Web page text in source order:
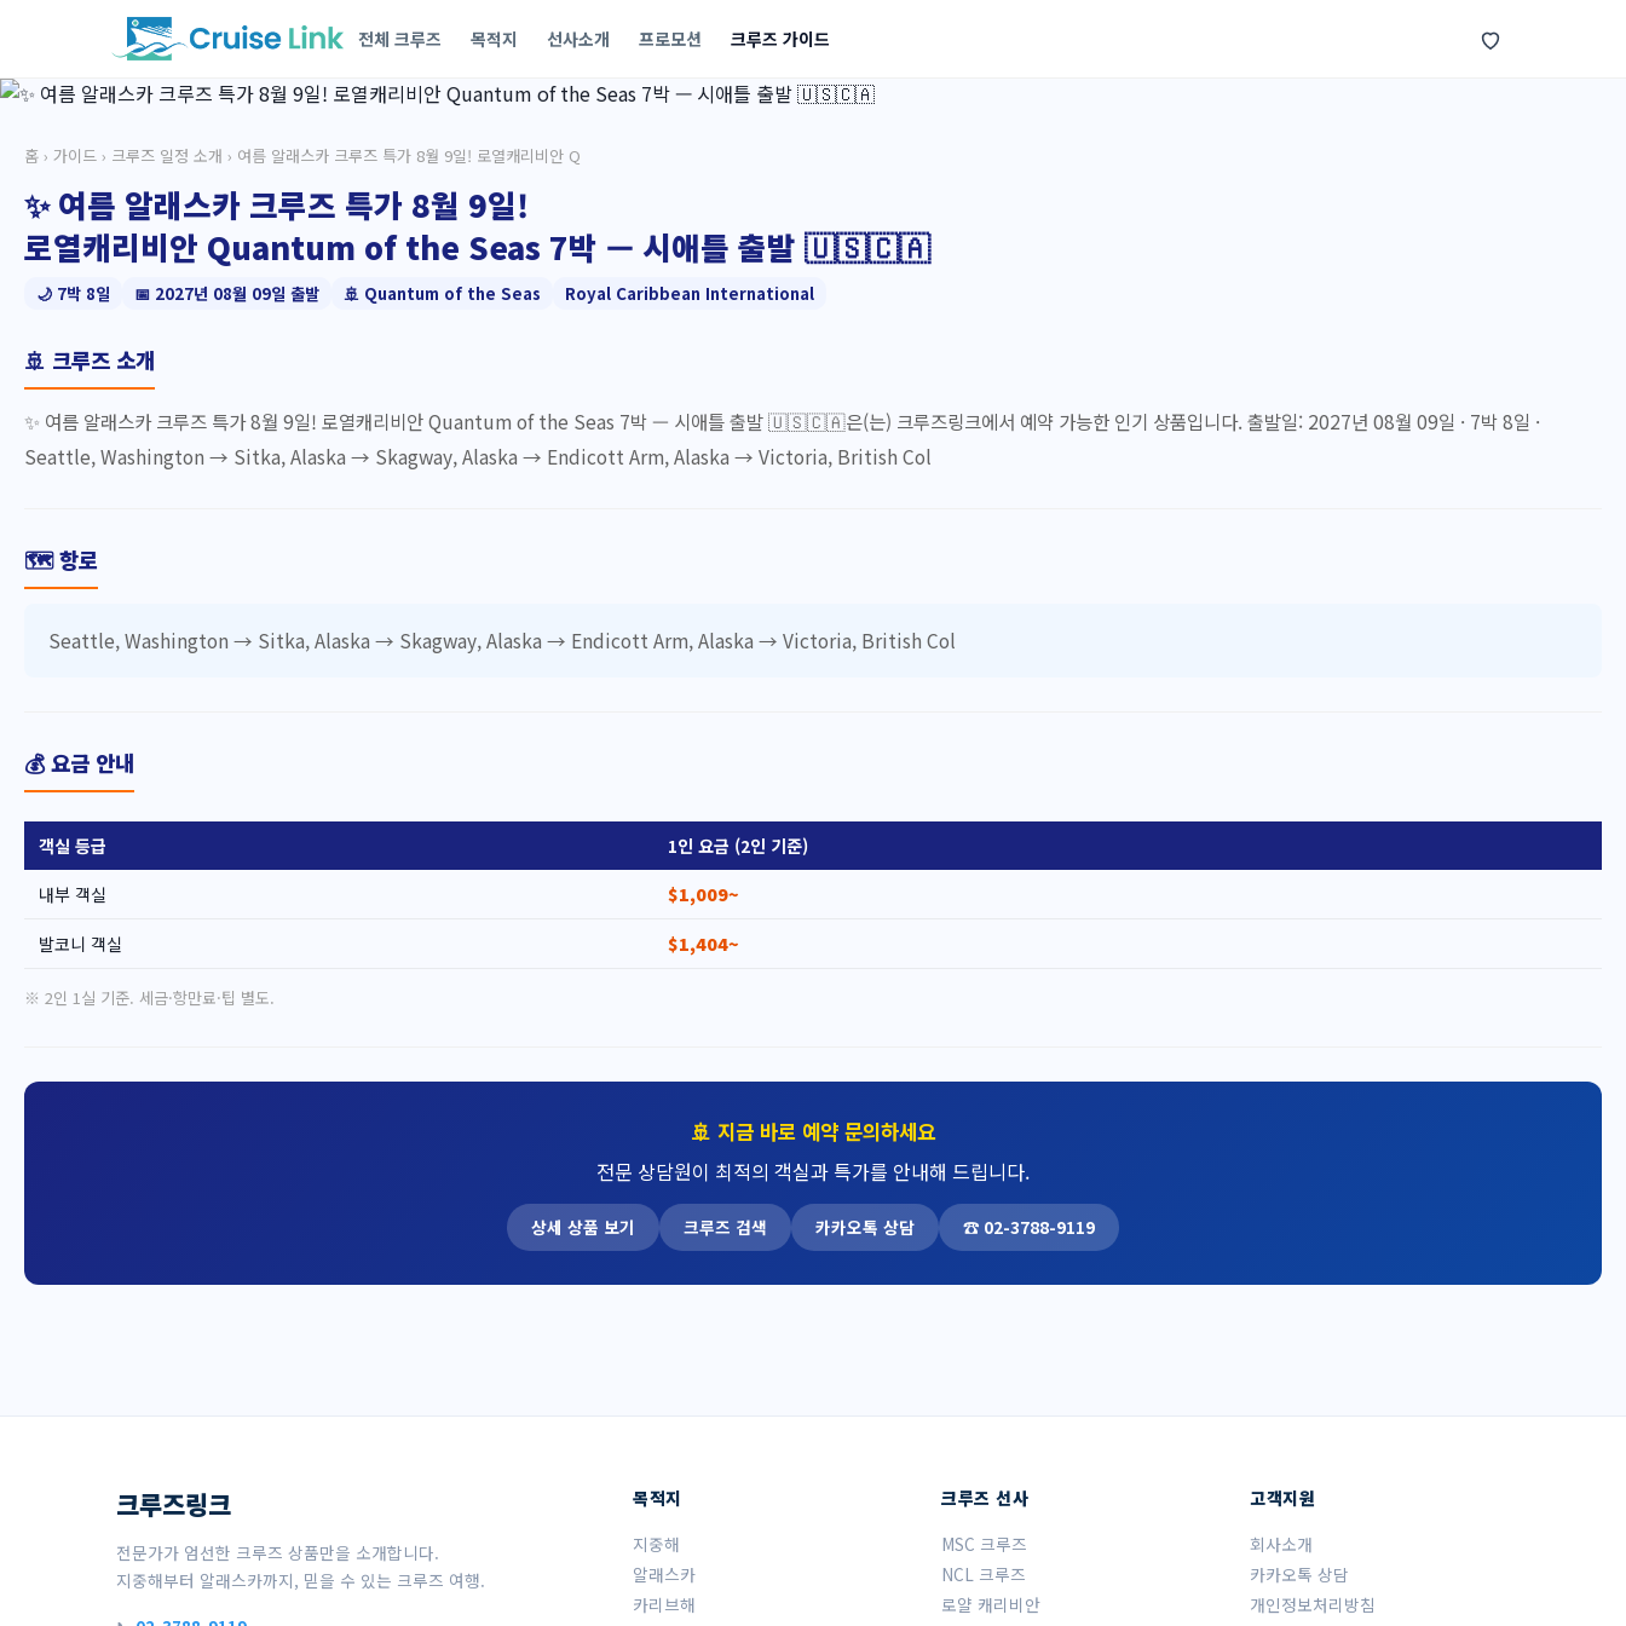
전체 크루즈 목적지 선사소개 프로모션 크루즈 가이드
홈 › 가이드 › 크루즈 일정 소개 › 여름 알래스카 크루즈 특가 8월 9일! 로열캐리비안 Q
✨ 여름 알래스카 크루즈 특가 8월 9일!
로열캐리비안 Quantum of the Seas 7박 — 시애틀 출발 🇺🇸🇨🇦
🌙 7박 8일 📅 2027년 08월 09일 출발 🚢 Quantum of the Seas Royal Caribbean International
🚢 크루즈 소개
✨ 여름 알래스카 크루즈 특가 8월 9일! 로열캐리비안 Quantum of the Seas 7박 — 시애틀 출발 🇺🇸🇨🇦은(는) 크루즈링크에서 예약 가능한 인기 상품입니다. 출발일: 2027년 08월 09일 · 7박 8일 ·
Seattle, Washington → Sitka, Alaska → Skagway, Alaska → Endicott Arm, Alaska → Victoria, British Col
🗺️ 항로
Seattle, Washington → Sitka, Alaska → Skagway, Alaska → Endicott Arm, Alaska → Victoria, British Col
💰 요금 안내
객실 등급
1인 요금 (2인 기준)
내부 객실
$1,009~
발코니 객실 $1,404~
※ 2인 1실 기준. 세금·항만료·팁 별도.
🚢 지금 바로 예약 문의하세요
전문 상담원이 최적의 객실과 특가를 안내해 드립니다.
상세 상품 보기 크루즈 검색 카카오톡 상담 ☎ 02-3788-9119
크루즈링크
전문가가 엄선한 크루즈 상품만을 소개합니다.
지중해부터 알래스카까지, 믿을 수 있는 크루즈 여행.
목적지
지중해
알래스카
카리브해
크루즈 선사
MSC 크루즈
NCL 크루즈
로얄 캐리비안
고객지원
회사소개
카카오톡 상담
개인정보처리방침